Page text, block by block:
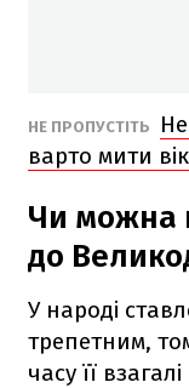
НЕ ПРОПУСТІТЬ
варто мити
Чи можна
до
У народі
трепетним,
часу її